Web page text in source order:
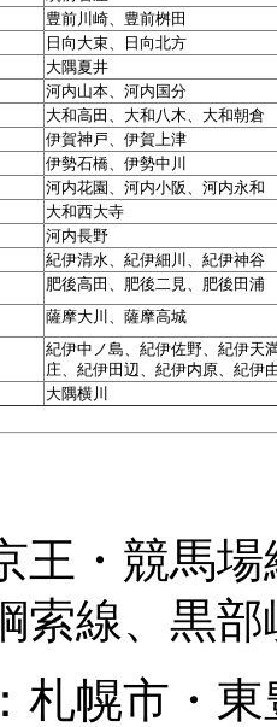
豊前川崎、豊前桝田
日向大束、日向北方
大隅夏井
河内山本、河内国分
大和高田、大和八木、大和朝倉
伊賀神戸、伊賀上津
伊勢石橋、伊勢中川
河内花園、河内小阪、河内永和
大和西大寺
河内長野
紀伊清水、紀伊細川、紀伊神谷
肥後高田、肥後二見、肥後田浦
薩摩大川、薩摩高城
紀伊中ノ島、紀伊佐野、紀伊天
庄、紀伊田辺、紀伊内原、紀伊
大隅横川
王・競馬
索線、黒
札幌市・